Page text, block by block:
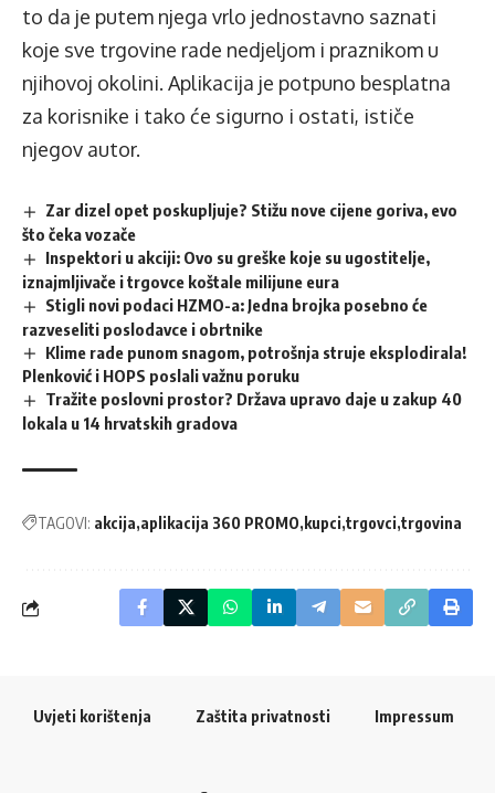
to da je putem njega vrlo jednostavno saznati
koje sve trgovine rade nedjeljom i praznikom u
njihovoj okolini. Aplikacija je potpuno besplatna
za korisnike i tako će sigurno i ostati, ističe
njegov autor.
Zar dizel opet poskupljuje? Stižu nove cijene goriva, evo
što čeka vozače
Inspektori u akciji: Ovo su greške koje su ugostitelje,
iznajmljivače i trgovce koštale milijune eura
Stigli novi podaci HZMO-a: Jedna brojka posebno će
razveseliti poslodavce i obrtnike
Klime rade punom snagom, potrošnja struje eksplodirala!
Plenković i HOPS poslali važnu poruku
Tražite poslovni prostor? Država upravo daje u zakup 40
lokala u 14 hrvatskih gradova
TAGOVI: akcija aplikacija 360 PROMO kupci trgovci trgovina
Uvjeti korištenja Zaštita privatnosti Impressum